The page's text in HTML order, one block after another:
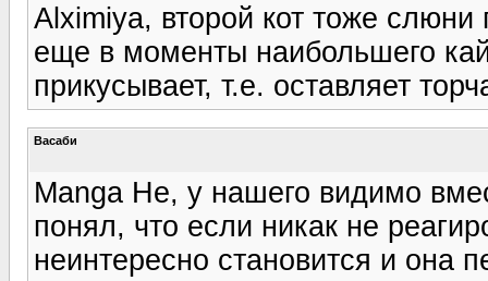
Alximiya, второй кот тоже
еще в моменты наибольшего
прикусывает, т.е. оставляет
Васаби
Manga Не, у нашего видимо
понял, что если никак не
неинтересно становится и она